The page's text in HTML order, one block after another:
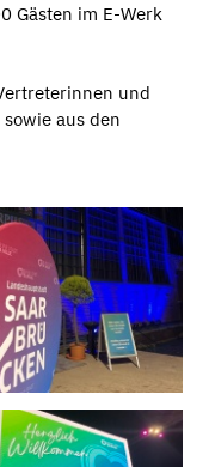
Gästen im E-Werk
und
aus den